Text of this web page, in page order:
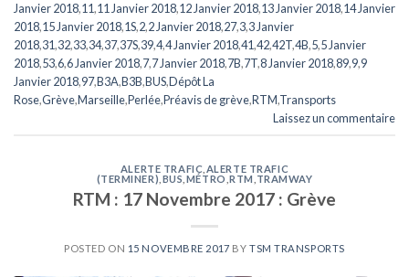
Janvier 2018,11,11 Janvier 2018,12 Janvier 2018,13 Janvier 2018,14 Janvier
2018,15 Janvier 2018,1S,2,2 Janvier 2018,27,3,3 Janvier
2018,31,32,33,34,37,37S,39,4,4 Janvier 2018,41,42,42T,4B,5,5 Janvier
2018,53,6,6 Janvier 2018,7,7 Janvier 2018,7B,7T,8 Janvier 2018,89,9,9
Janvier 2018,97,B3A,B3B,BUS,Dépôt La
Rose,Grève,Marseille,Perlée,Préavis de grève,RTM,Transports
Laissez un commentaire
ALERTE TRAFIC ALERTE TRAFIC
(TERMINER) BUS MÉTRO ,RTM TRAMWAY
RTM : 17 Novembre 2017 : Grève
POSTED ON 15 NOVEMBRE 2017 BY TSM TRANSPORTS